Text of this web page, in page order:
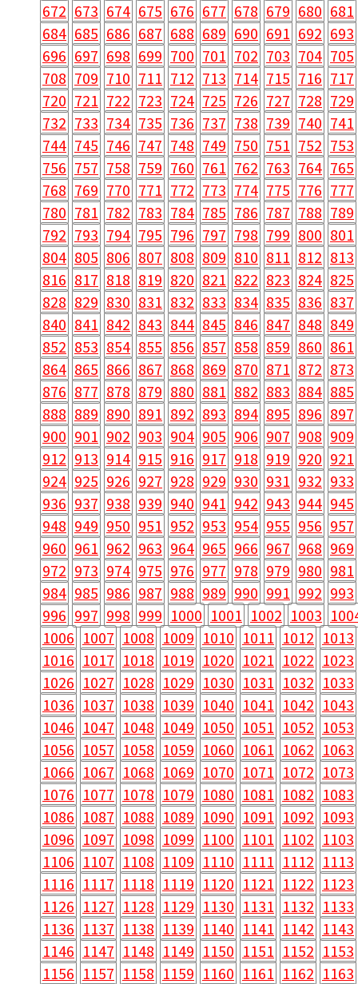
672 673 674 675 676 677 678 679 680 681
684 685 686 687 688 689 690 691 692 693
696 697 698 699 700 701 702 703 704 705
708 709 710 711 712 713 714 715 716 717
720 721 722 723 724 725 726 727 728 729
732 733 734 735 736 737 738 739 740 741
744 745 746 747 748 749 750 751 752 753
756 757 758 759 760 761 762 763 764 765
768 769 770 771 772 773 774 775 776 777
780 781 782 783 784 785 786 787 788 789
792 793 794 795 796 797 798 799 800 801
804 805 806 807 808 809 810 811 812 813
816 817 818 819 820 821 822 823 824 825
828 829 830 831 832 833 834 835 836 837
840 841 842 843 844 845 846 847 848 849
852 853 854 855 856 857 858 859 860 861
864 865 866 867 868 869 870 871 872 873
876 877 878 879 880 881 882 883 884 885
888 889 890 891 892 893 894 895 896 897
900 901 902 903 904 905 906 907 908 909
912 913 914 915 916 917 918 919 920 921
924 925 926 927 928 929 930 931 932 933
936 937 938 939 940 941 942 943 944 945
948 949 950 951 952 953 954 955 956 957
960 961 962 963 964 965 966 967 968 969
972 973 974 975 976 977 978 979 980 981
984 985 986 987 988 989 990 991 992 993
996 997 998 999 1000 1001 1002 1003
1006 1007 1008 1009 1010 1011 1012 1013
1016 1017 1018 1019 1020 1021 1022 1023
1026 1027 1028 1029 1030 1031 1032 1033
1036 1037 1038 1039 1040 1041 1042 1043
1046 1047 1048 1049 1050 1051 1052 1053
1056 1057 1058 1059 1060 1061 1062 1063
1066 1067 1068 1069 1070 1071 1072 1073
1076 1077 1078 1079 1080 1081 1082 1083
1086 1087 1088 1089 1090 1091 1092 1093
1096 1097 1098 1099 1100 1101 1102 1103
1106 1107 1108 1109 1110 1111 1112 1113
1116 1117 1118 1119 1120 1121 1122 1123
1126 1127 1128 1129 1130 1131 1132 1133
1136 1137 1138 1139 1140 1141 1142 1143
1146 1147 1148 1149 1150 1151 1152 1153
1156 1157 1158 1159 1160 1161 1162 1163